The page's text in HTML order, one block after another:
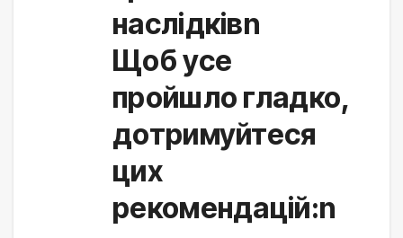
наслідківn
Щоб усе
пройшло гладко,
дотримуйтеся
цих
рекомендацій:n